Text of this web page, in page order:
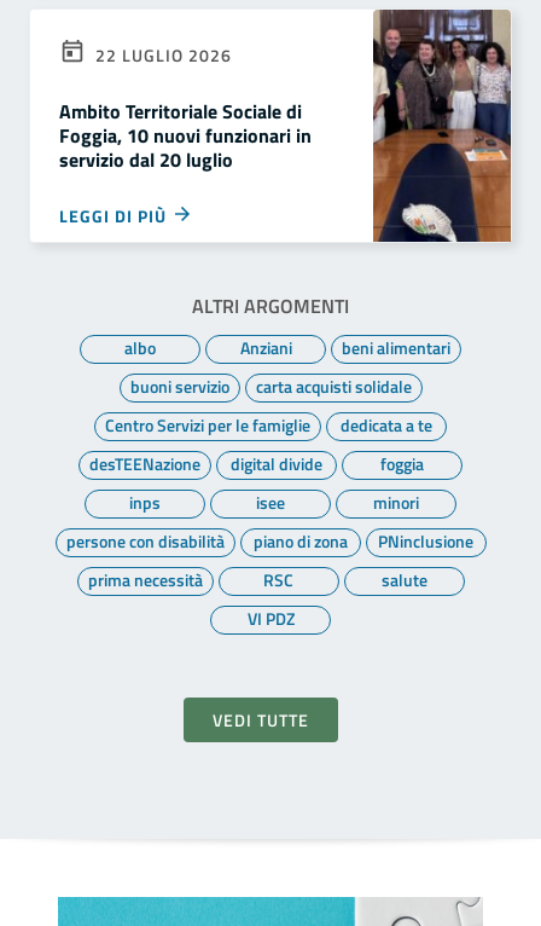
22 LUGLIO 2026
Ambito Territoriale Sociale di
Foggia, 10 nuovi funzionari in
servizio dal 20 luglio
LEGGI DI PIÙ
ALTRI ARGOMENTI
albo Anziani
beni alimentari
buoni servizio
carta acquisti solidale
Centro Servizi per le famiglie
dedicata a te
desTEENazione
digital divide
foggia
inps
isee
minori
persone con disabilità
piano di zona
PNinclusione
prima necessità
RSC
salute
VI PDZ
VEDI TUTTE